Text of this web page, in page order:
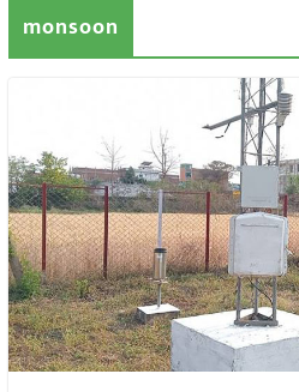
monsoon